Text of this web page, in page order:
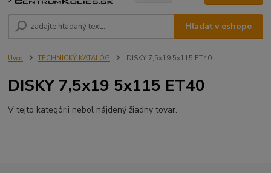
Hľadať v eshope
Úvod TECHNICKÝ KATALÓG DISKY 7,5x19 5x115 ET40
DISKY 7,5x19 5x115 ET40
V tejto kategórii nebol nájdený žiadny tovar.